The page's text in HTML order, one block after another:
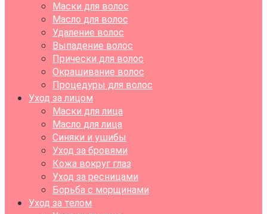
Маски для волос
Масло для волос
Удаление волос
Выпадение волос
Прически для волос
Окрашивание волос
Процедуры для волос
Уход за лицом
Маски для лица
Масло для лица
Синяки и ушибы
Уход за бровями
Кожа вокруг глаз
Уход за ресницами
Борьба с морщинами
Уход за телом